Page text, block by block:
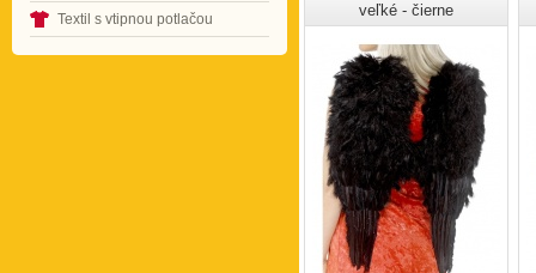
Textil s vtipnou potlačou
veľké - čierne